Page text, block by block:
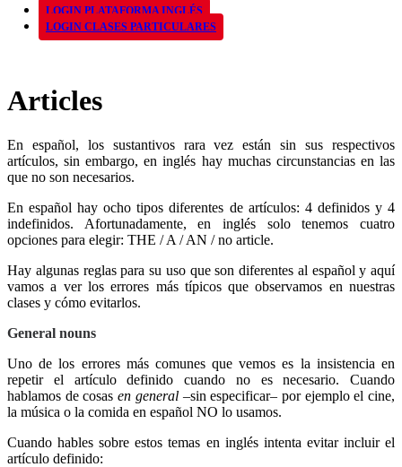
LOGIN PLATAFORMA INGLÉS
LOGIN CLASES PARTICULARES
Articles
En español, los sustantivos rara vez están sin sus respectivos
artículos, sin embargo, en inglés hay muchas circunstancias en las
que no son necesarios.
En español hay ocho tipos diferentes de artículos: 4 definidos y 4
indefinidos. Afortunadamente, en inglés solo tenemos cuatro
opciones para elegir: THE / A / AN / no article.
Hay algunas reglas para su uso que son diferentes al español y aquí
vamos a ver los errores más típicos que observamos en nuestras
clases y cómo evitarlos.
General nouns
Uno de los errores más comunes que vemos es la insistencia en
repetir el artículo definido cuando no es necesario. Cuando
hablamos de cosasen general–sin especificar– por ejemplo el cine,
la música o la comida en español NO lo usamos.
Cuando hables sobre estos temas en inglés intenta evitar incluir el
artículo definido: